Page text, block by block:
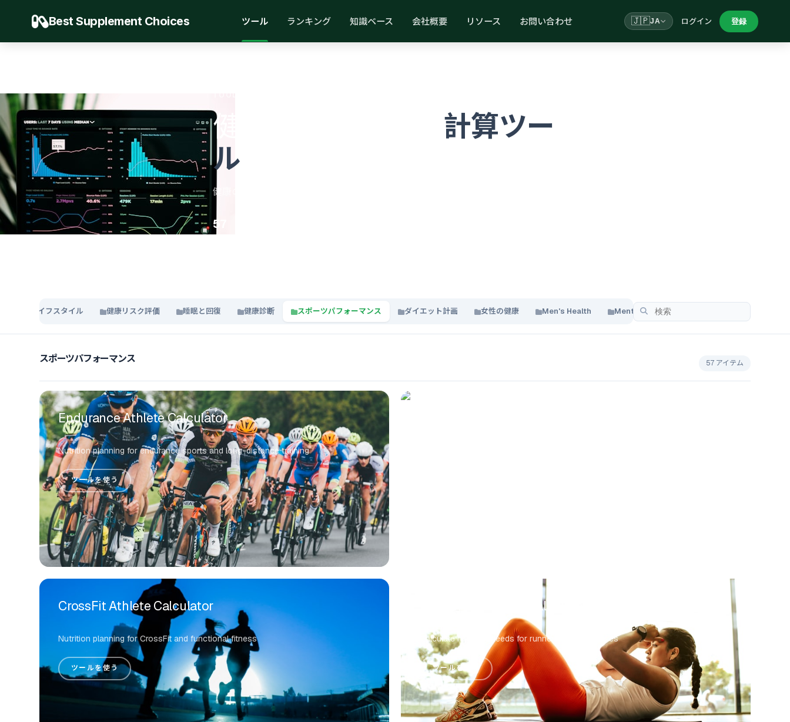
Best Supplement Choices ツール ランキング 知識ベース 会社概要 リソース お問い合わせ 🇯🇵JA ログイン 登録
健康とウェルネス 計算ツー
ル
健康の旅を最適化する無料のプロフェッショナルツール
57
ツール
ネスとライフスタイル 健康リスク評価 睡眠と回復 健康診断 スポーツパフォーマンス ダイエット計画 女性の健康 Men's Health Mental Health & Cognitive
スポーツパフォーマンス 57 アイテム
Endurance Athlete Calculator
Nutrition planning for endurance sports and long-distance training
ツールを使う
CrossFit Athlete Calculator
Nutrition planning for CrossFit and functional fitness
ツールを使う
Runner's Nutrition Calculator
Calculate nutrition needs for runners at all distances
ツールを使う